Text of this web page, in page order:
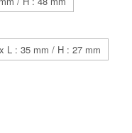
L : 35 mm / H : 27 mm